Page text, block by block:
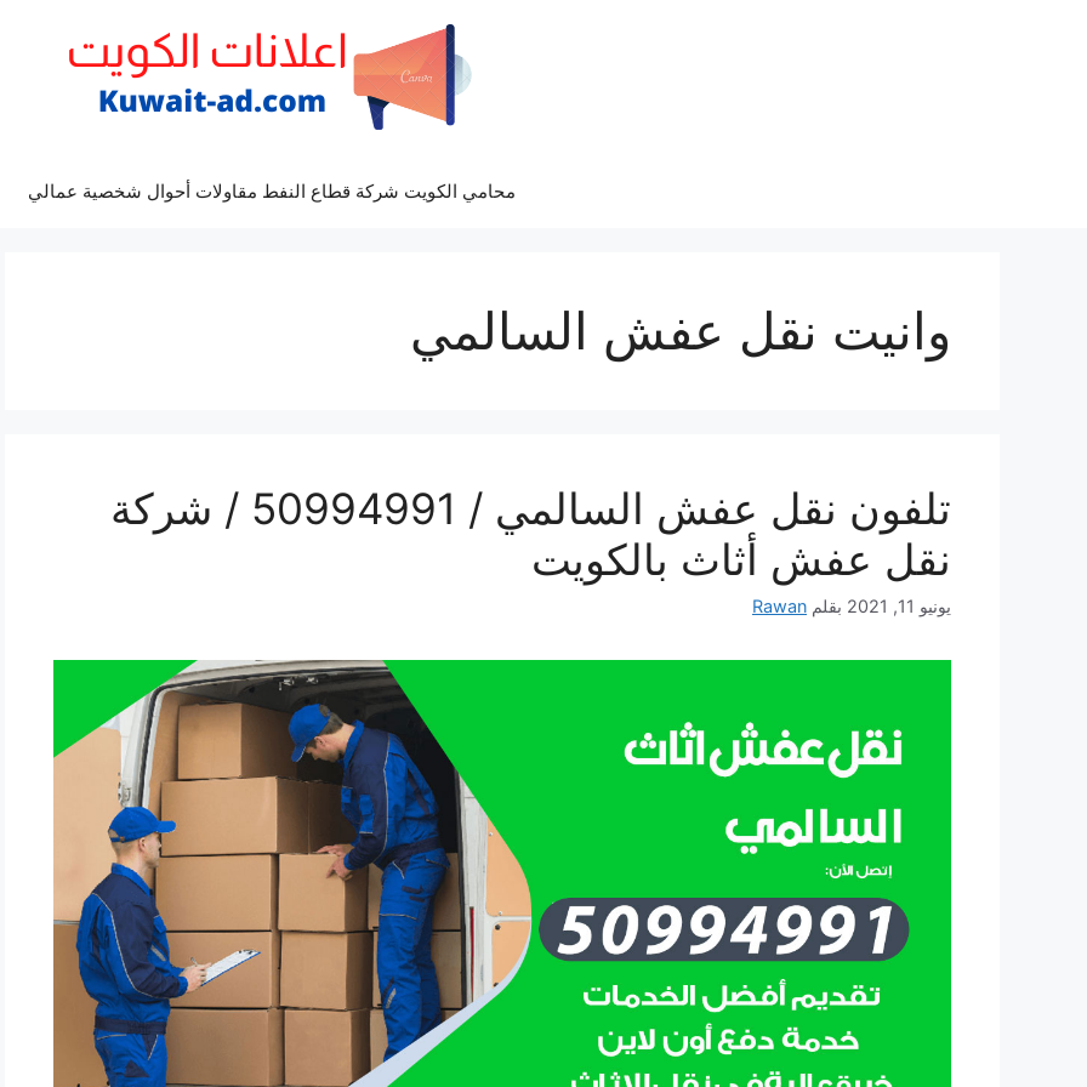
محامي الكويت شركة قطاع النفط مقاولات أحوال شخصية عمالي
وانيت نقل عفش السالمي
تلفون نقل عفش السالمي / 50994991 / شركة
نقل عفش أثاث بالكويت
يونيو 11, 2021 بقلم Rawan